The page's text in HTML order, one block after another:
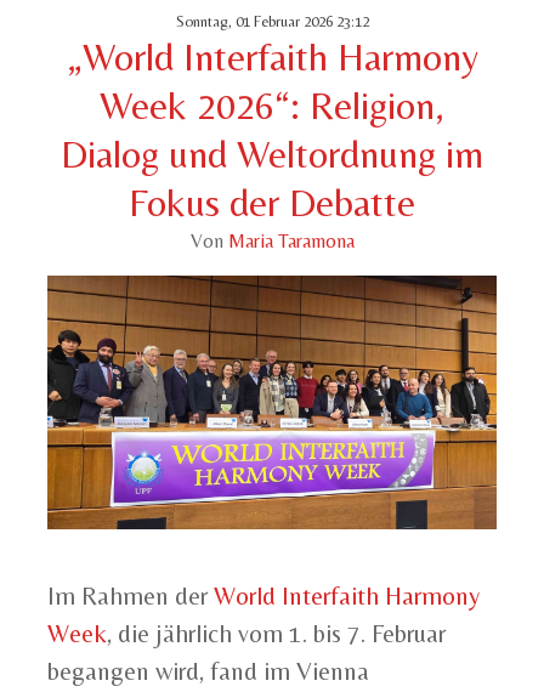
Sonntag, 01 Februar 2026 23:12
„World Interfaith Harmony
Week 2026“: Religion,
Dialog und Weltordnung im
Fokus der Debatte
Von Maria Taramona
Im Rahmen derWorld Interfaith Harmony
Week, die jährlich vom 1. bis 7. Februar
begangen wird, fand im Vienna